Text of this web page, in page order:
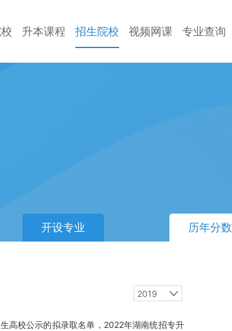
升本课程 招生院校 视频网课 专业查询
开设专业 历年分数
2019
校公示的拟录取名单，2022年湖南统招专升